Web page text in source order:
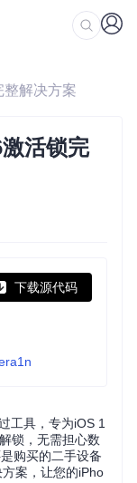
整解决方案
活锁完
下载源代码
工具，专为iOS 1
锁，无需担心数
购买的二手设备
案，让您的iPho